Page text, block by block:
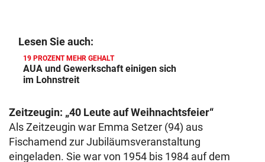
Lesen Sie auch:
19 PROZENT MEHR GEHALT
AUA und Gewerkschaft einigen sich
im Lohnstreit
Zeitzeugin: „40 Leute auf Weihnachtsfeier“
Als Zeitzeugin war Emma Setzer (94) aus
Fischamend zur Jubiläumsveranstaltung
eingeladen. Sie war von 1954 bis 1984 auf dem